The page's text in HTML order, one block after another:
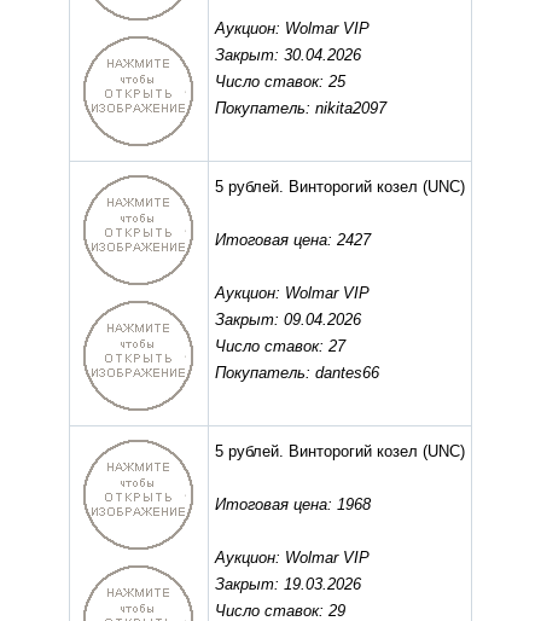
Аукцион: Wolmar VIP
Закрыт: 30.04.2026
Число ставок: 25
Покупатель: nikita2097
5 рублей. Винторогий козел (UNC)
Итоговая цена: 2427
Аукцион: Wolmar VIP
Закрыт: 09.04.2026
Число ставок: 27
Покупатель: dantes66
5 рублей. Винторогий козел (UNC)
Итоговая цена: 1968
Аукцион: Wolmar VIP
Закрыт: 19.03.2026
Число ставок: 29